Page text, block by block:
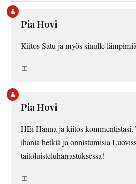
Pia Hovi
Kiitos Satu ja myös sinulle
Pia Hovi
HEi Hanna ja kiitos
ihania hetkiä ja onnistumisia
taitoluisteluharrastuksessa!